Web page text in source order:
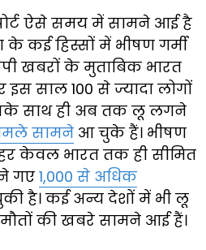
ऐसे समय में सामने आई है
के कई हिस्सों में भीषण गर्मी
खबरों के मुताबिक भारत
साल 100 से ज्यादा लोगों
साथ ही अब तक लू लगने
सामने आ चुके हैं। भीषण
केवल भारत तक ही सीमित
गए 1,000 से अधिक
है। कई अन्य देशों में भी लू
की खबरे सामने आई हैं।